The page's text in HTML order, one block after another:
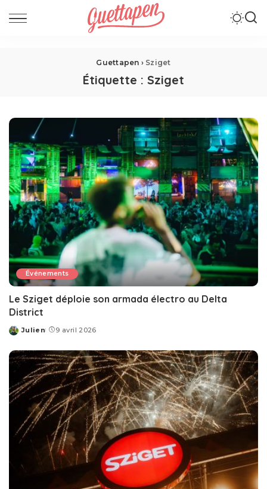
Guettapen › Sziget
Étiquette : Sziget
Événements
Le Sziget déploie son armada électro au Delta
District
Posted
Julien 9 avril 2026